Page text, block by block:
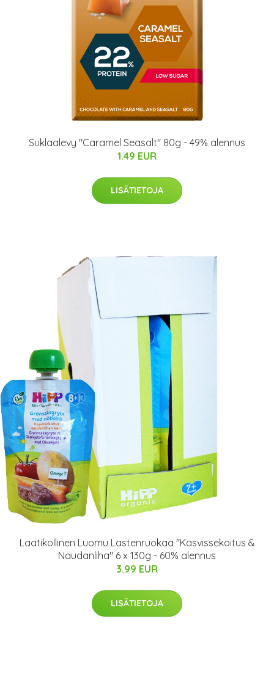
Suklaalevy "Caramel Seasalt" 80g - 49% alennus
1.49 EUR
LISÄTIETOJA
Laatikollinen Luomu Lastenruokaa "Kasvissekoitus &
Naudanliha" 6 x 130g - 60% alennus
3.99 EUR
LISÄTIETOJA